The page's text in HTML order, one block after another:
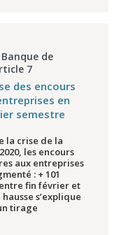
de
7
des encours
en
semestre
la crise de la
les encours
aux entreprises
: + 101
fin février et
s’explique
tirage